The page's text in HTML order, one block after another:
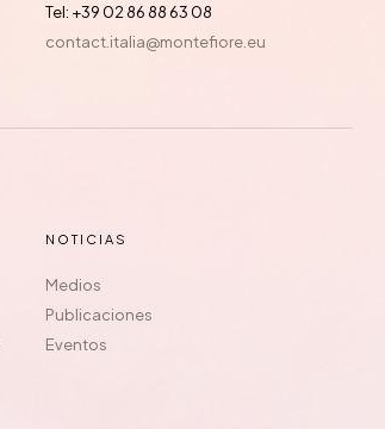
Tel: +39 02 86 88 63 08
contact.italia@montefiore.eu
NOTICIAS
Medios
Publicaciones
Eventos